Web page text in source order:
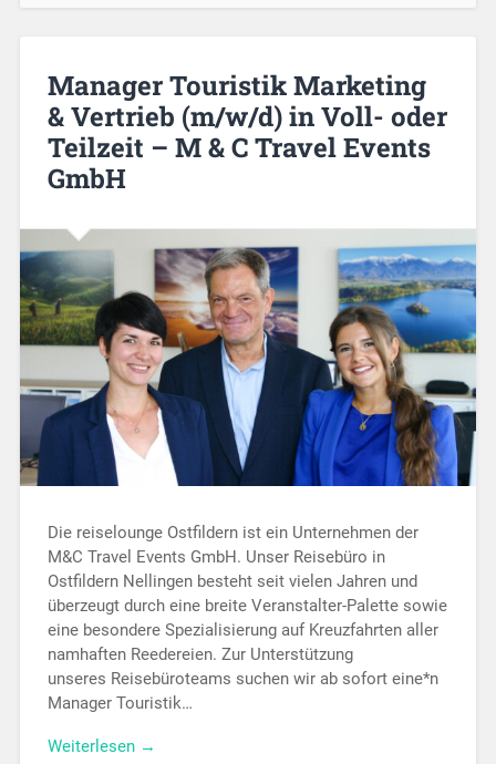
Manager Touristik Marketing
& Vertrieb (m/w/d) in Voll- oder
Teilzeit – M & C Travel Events
GmbH
Die reiselounge Ostfildern ist ein Unternehmen der
M&C Travel Events GmbH. Unser Reisebüro in
Ostfildern Nellingen besteht seit vielen Jahren und
überzeugt durch eine breite Veranstalter-Palette sowie
eine besondere Spezialisierung auf Kreuzfahrten aller
namhaften Reedereien. Zur Unterstützung
unseres Reisebüroteams suchen wir ab sofort eine*n
Manager Touristik…
Weiterlesen →